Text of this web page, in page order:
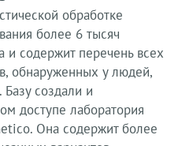
обработке
более 6 тысяч
и содержит перечень всех
обнаруженных у людей,
создали и
доступе лаборатория
Она содержит более